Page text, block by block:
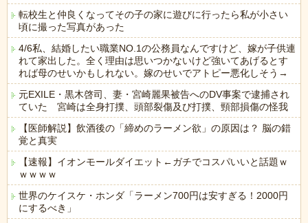
転校生と仲良くなってその子の家に遊びに行ったら私が小さい
頃に撮った写真があった
4/6私、結婚したい職業NO.1の公務員なんですけど、嫁が子供連
れて家出した。全く理由は思いつかないけど強いてあげるとす
れば母のせいかもしれない。嫁のせいでアトピー悪化しそう→
元EXILE・黒木啓司、妻・宮崎麗果被告へのDV事案で逮捕され
ていた 宮崎は全身打撲、頭部裂傷及び打撲、頸部損傷の怪我
【医師解説】飲酒後の「締めのラーメン欲」の原因は？ 脳の錯
覚と真実
【速報】イオンモールダイエット←ガチでコスパいいと話題ｗ
ｗｗｗｗ
世界のケイスケ・ホンダ「ラーメン700円は安すぎる！2000円
にするべき」